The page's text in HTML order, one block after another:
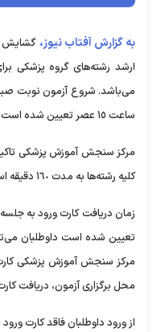
به گزارش آفتاب نیوز، گشایش
ساعت ١٥ عصر تعیین شده است.
مرکز سنجش آموزش پزشکی
کلیه رشته‌ها به مدت ١٦٠ دقیقه است.
تعیین شده است داوطلبان
مرکز سنجش آموزش پزشکی
محل برگزاری آزمون، دریافت
از ورود داوطلبان فاقد کارت